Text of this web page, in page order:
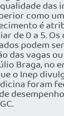
das
como
é
de 0 a 5.
podem
das vagas
Braga, no
o Inep
foram